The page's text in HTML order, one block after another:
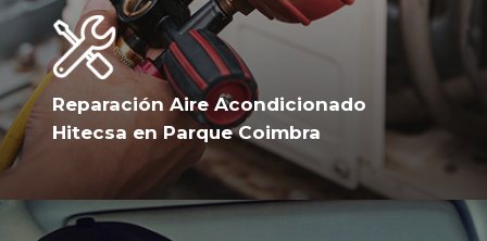
Reparación Aire Acondicionado
Hitecsa en Parque Coimbra